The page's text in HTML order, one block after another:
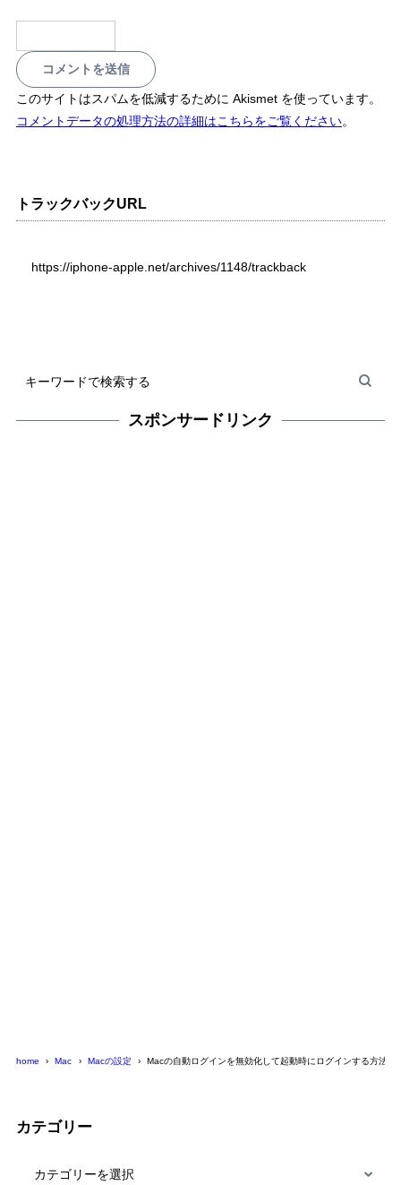
このサイトはスパムを低減するために Akismet を使っています。
コメントデータの処理方法の詳細はこちらをご覧ください。
トラックバックURL
https://iphone-apple.net/archives/1148/trackback
スポンサードリンク
home Mac Macの設定 Macの自動ログインを無効化して起動時にログインする方法
カテゴリー